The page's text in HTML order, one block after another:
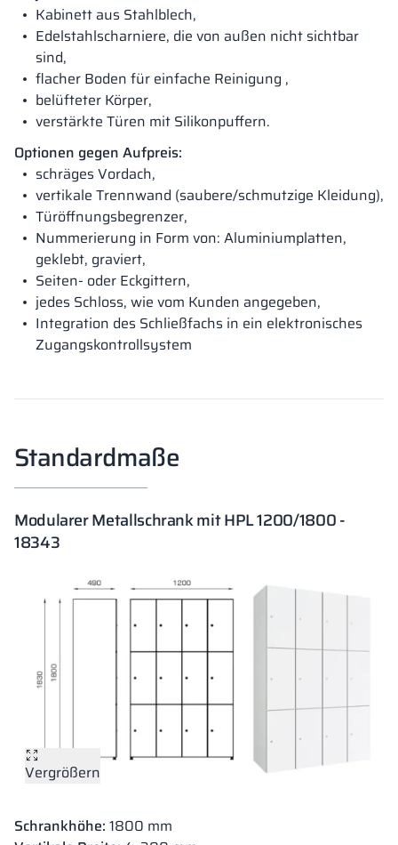
Kabinett aus Stahlblech,
Edelstahlscharniere, die von außen nicht sichtbar
sind,
flacher Boden für einfache Reinigung ,
belüfteter Körper,
verstärkte Türen mit Silikonpuffern.
Optionen gegen Aufpreis:
schräges Vordach,
vertikale Trennwand (saubere/schmutzige Kleidung),
Türöffnungsbegrenzer,
Nummerierung in Form von: Aluminiumplatten,
geklebt, graviert,
Seiten- oder Eckgittern,
jedes Schloss, wie vom Kunden angegeben,
Integration des Schließfachs in ein elektronisches
Zugangskontrollsystem
Standardmaße
Modularer Metallschrank mit HPL 1200/1800 -
18343
Vergrößern
Schrankhöhe: 1800 mm